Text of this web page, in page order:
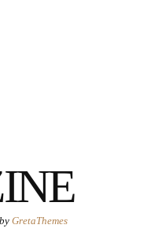
GretaThemes